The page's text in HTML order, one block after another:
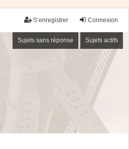
Connexion
S’enregistrer
Sujets sans réponse Sujets actifs